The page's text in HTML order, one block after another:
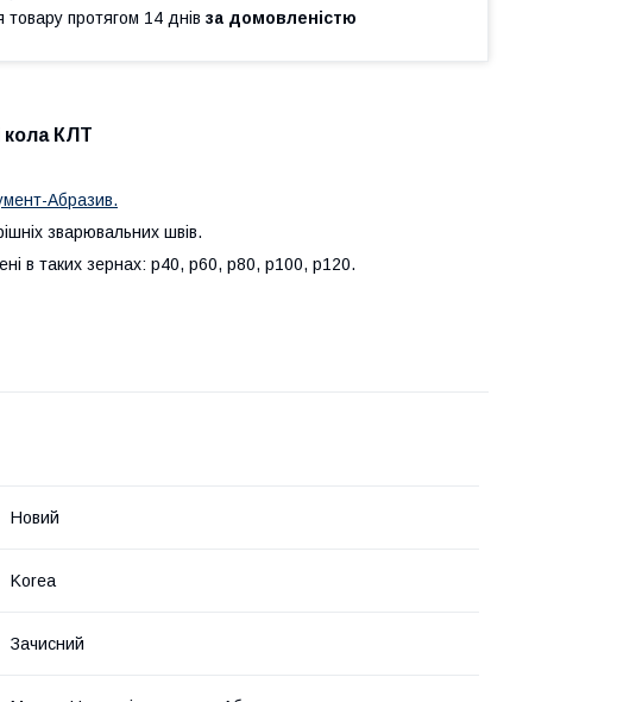
товару протягом 14 днів за домовленістю
кола КЛТ
Абразив.
зварювальних швів.
в таких зернах: р40, р60, р80, р100, р120.
Новий
Korea
Зачисний